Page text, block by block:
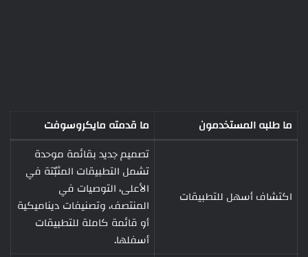
ما طلبه المستخدمون ما قدمته مايكروسوفت
اكتشاف أسهل للتطبيقات
تصميم جديد بقائمة موحدة
تشمل التطبيقات المثبّتة في
الأعلى، التوصيات في
المنتصف، وتصنيفات ديناميكية
أو قائمة كاملة للتطبيقات
أسفلها.